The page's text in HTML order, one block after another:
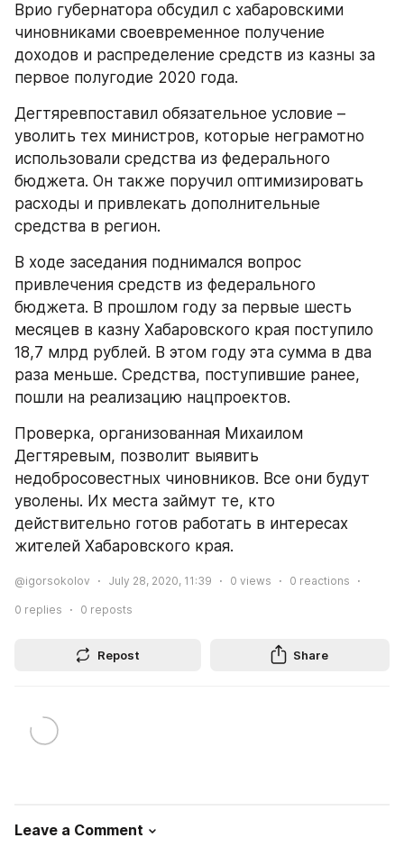
Врио губернатора обсудил с хабаровскими
чиновниками своевременное получение
доходов и распределение средств из казны за
первое полугодие 2020 года.
Дегтяревпоставил обязательное условие –
уволить тех министров, которые неграмотно
использовали средства из федерального
бюджета. Он также поручил оптимизировать
расходы и привлекать дополнительные
средства в регион.
В ходе заседания поднимался вопрос
привлечения средств из федерального
бюджета. В прошлом году за первые шесть
месяцев в казну Хабаровского края поступило
18,7 млрд рублей. В этом году эта сумма в два
раза меньше. Средства, поступившие ранее,
пошли на реализацию нацпроектов.
Проверка, организованная Михаилом
Дегтяревым, позволит выявить
недобросовестных чиновников. Все они будут
уволены. Их места займут те, кто
действительно готов работать в интересах
жителей Хабаровского края.
@igorsokolov July 28, 2020, 11:39 0 views 0 reactions
0 replies 0 reposts
Repost Share
Leave a Comment